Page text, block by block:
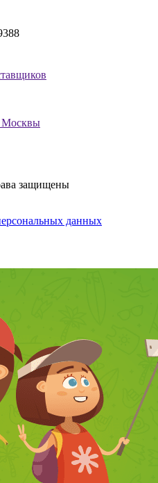
Москвы
защищены
данных